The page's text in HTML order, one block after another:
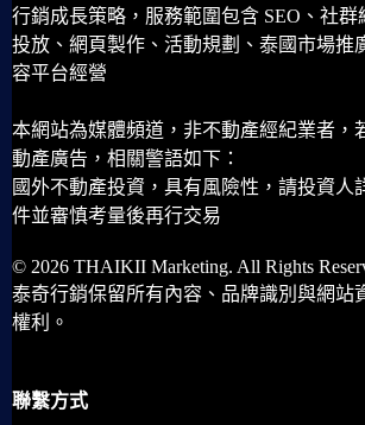
行銷成長策略，服務範圍包含 SEO、社群
投放、網頁製作、活動規劃、泰國市場推
容平台經營
本網站為媒體頻道，非不動產經紀業者，
動產廣告，相關警語如下：
國外不動產投資，具有風險性，請投資人
件並審慎考量後再行交易
© 2026 THAIKII Marketing. All Rights
泰奇行銷保留所有內容、品牌識別與網站
權利。
聯繫方式